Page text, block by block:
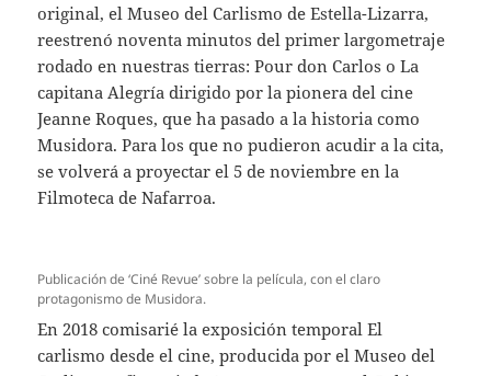
original, el Museo del Carlismo de Estella-Lizarra,
reestrenó noventa minutos del primer largometraje
rodado en nuestras tierras: Pour don Carlos o La
capitana Alegría dirigido por la pionera del cine
Jeanne Roques, que ha pasado a la historia como
Musidora. Para los que no pudieron acudir a la cita,
se volverá a proyectar el 5 de noviembre en la
Filmoteca de Nafarroa.
Publicación de ‘Ciné Revue’ sobre la película, con el claro
protagonismo de Musidora.
En 2018 comisarié la exposición temporal El
carlismo desde el cine, producida por el Museo del